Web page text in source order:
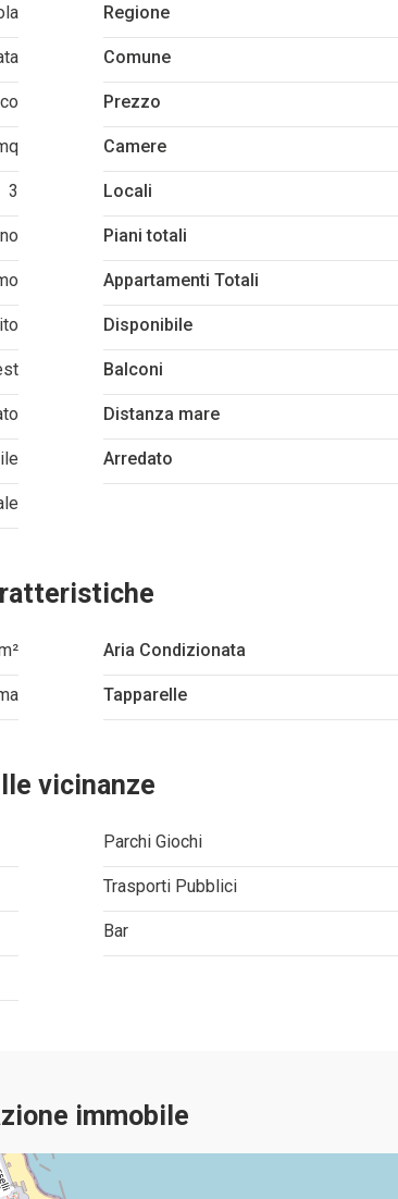
Regione
Comune
Prezzo
Camere
3 Locali
Piani totali
Appartamenti Totali
Disponibile
Balconi
Distanza mare
Arredato
Aria Condizionata
Tapparelle
vicinanze
Parchi Giochi
Trasporti Pubblici
Bar
immobile